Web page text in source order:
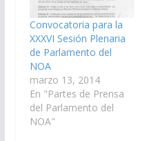
Convocatoria para la
XXXVI Sesión Plenaria
de Parlamento del
NOA
marzo 13, 2014
En "Partes de Prensa
del Parlamento del
NOA"